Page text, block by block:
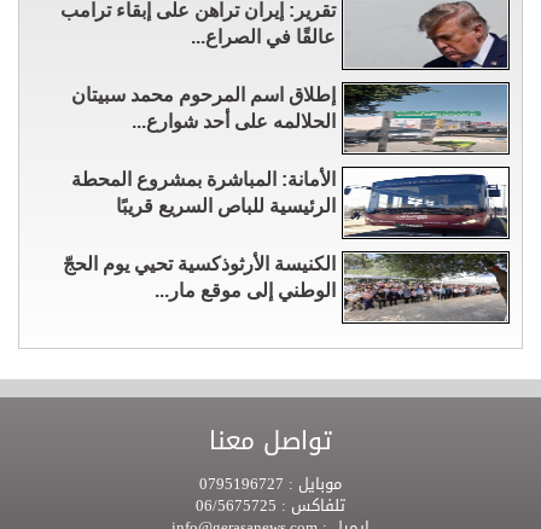
تقرير: إيران تراهن على إبقاء ترامب
عالقًا في الصراع...
إطلاق اسم المرحوم محمد سبيتان
الحلالمه على أحد شوارع...
الأمانة: المباشرة بمشروع المحطة
الرئيسية للباص السريع قريبًا
الكنيسة الأرثوذكسية تحيي يوم الحجّ
الوطني إلى موقع مار...
تواصل معنا
موبايل :
تلفاكس :